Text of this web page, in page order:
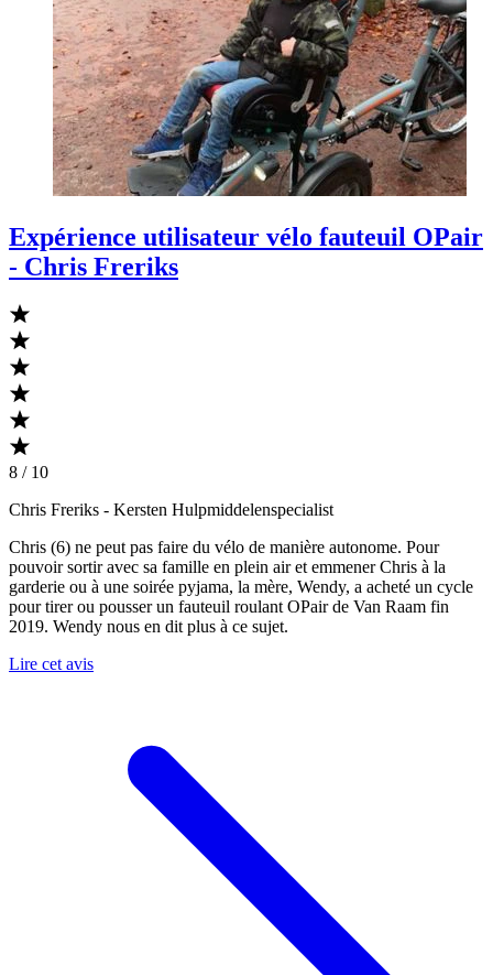
Expérience utilisateur vélo fauteuil OPair
- Chris Freriks
8 / 10
Chris Freriks - Kersten Hulpmiddelenspecialist
Chris (6) ne peut pas faire du vélo de manière autonome. Pour
pouvoir sortir avec sa famille en plein air et emmener Chris à la
garderie ou à une soirée pyjama, la mère, Wendy, a acheté un cycle
pour tirer ou pousser un fauteuil roulant OPair de Van Raam fin
2019. Wendy nous en dit plus à ce sujet.
Lire cet avis